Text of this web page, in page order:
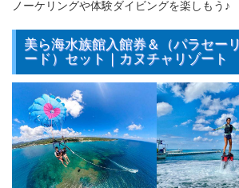
ノーケリングや体験ダイビングを楽しもう♪
美ら海水族館入館券＆（パラセー
ード）セット｜カヌチャリゾート